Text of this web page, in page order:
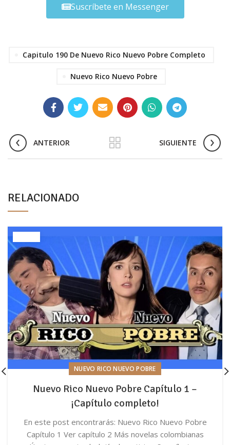
Suscríbete en Messenger
Capitulo 190 De Nuevo Rico Nuevo Pobre Completo
Nuevo Rico Nuevo Pobre
ANTERIOR SIGUIENTE
RELACIONADO
NUEVO RICO NUEVO POBRE
Nuevo Rico Nuevo Pobre Capítulo 1 –
¡Capítulo completo!
En este post encontrarás: Nuevo Rico Nuevo Pobre
Capítulo 1 Ver capítulo 2 Más novelas colombianas